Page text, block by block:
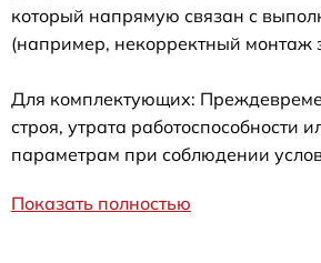
который напрямую связан с
(например, некорректный монтаж
Для комплектующих:
строя, утрата работоспособности
параметрам при соблюдении
Показать полностью